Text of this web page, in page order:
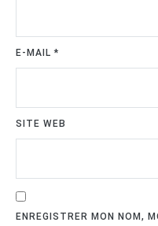
E-MAIL*
SITE WEB
ENREGISTRER MON NOM,